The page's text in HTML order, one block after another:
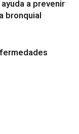
a prevenir
bronquial